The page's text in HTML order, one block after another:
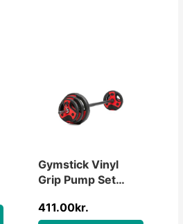
Gymstick Vinyl
Grip Pump Set
411.00kr.